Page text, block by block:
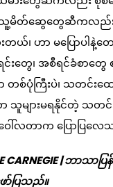
သူ့မိတ်ဆွေတွေဆီကလည်
တယ်၊ ဟာ မပြောပါနဲ့တ
င်းတွေ၊ အစီရင်ခံစာတွ
စ်ပုံကြီးပဲ၊ သတင်းထေ
ာ သူများမရနိုင်တဲ့ သ
ေါ်လတာက ပြောပြလ
CARNEGIE | ဘာသာပ
ာ်ပြသည်။